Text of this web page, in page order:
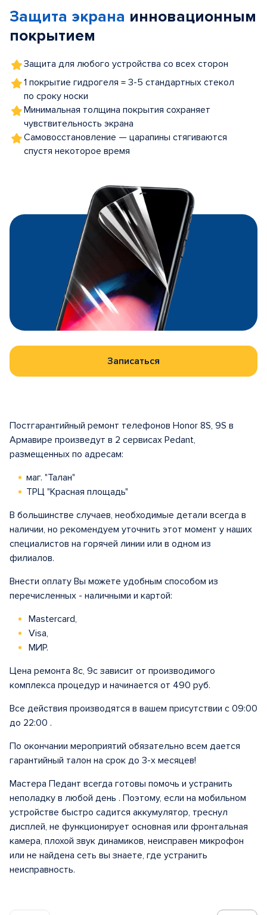
5
Защита экрана инновационным
покрытием
Защита для любого устройства со всех сторон
1 покрытие гидрогеля = 3-5 стандартных стекол
по сроку носки
Минимальная толщина покрытия сохраняет
чувствительность экрана
Самовосстановление — царапины стягиваются
спустя некоторое время
Записаться
Постгарантийный ремонт телефонов Honor 8S, 9S в
Армавире произведут в 2 сервисах Pedant,
размещенных по адресам:
маг. "Талан"
ТРЦ "Красная площадь"
В большинстве случаев, необходимые детали всегда в
наличии, но рекомендуем уточнить этот момент у наших
специалистов на горячей линии или в одном из
филиалов.
Внести оплату Вы можете удобным способом из
перечисленных - наличными и картой:
Mastercard,
Visa,
МИР.
Цена ремонта 8с, 9с зависит от производимого
комплекса процедур и начинается от 490 руб.
Все действия производятся в вашем присутствии с 09:00
до 22:00 .
По окончании мероприятий обязательно всем дается
гарантийный талон на срок до 3-х месяцев!
Мастера Педант всегда готовы помочь и устранить
неполадку в любой день . Поэтому, если на мобильном
устройстве быстро садится аккумулятор, треснул
дисплей, не функционирует основная или фронтальная
камера, плохой звук динамиков, неисправен микрофон
или не найдена сеть вы знаете, где устранить
неисправность.